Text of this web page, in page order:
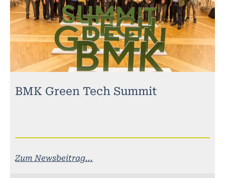
BMK Green Tech Summit
Zum Newsbeitrag...